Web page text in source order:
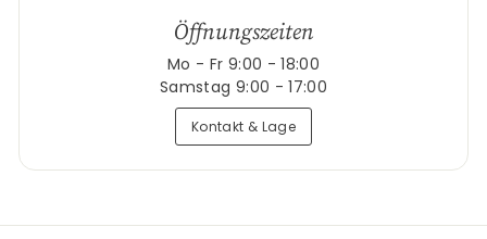
Öffnungszeiten
Mo - Fr 9:00 - 18:00
Samstag 9:00 - 17:00
Kontakt & Lage